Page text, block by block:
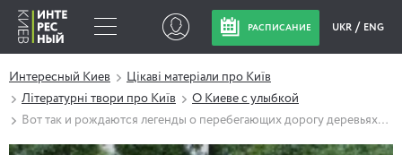
РАСПИСАНИЕ UKR ENG
Интересный Киев
Цікаві матеріали про Київ
Літературні твори про Київ
О Киеве с улыбкой
Вот так и рождаются легенды о перебегающих дорогу деревьях…